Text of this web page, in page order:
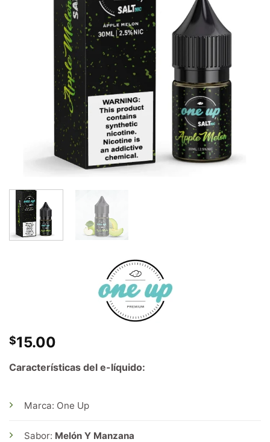
$15.00
Características del e-líquido:
Marca: One Up
Sabor: Melón Y Manzana